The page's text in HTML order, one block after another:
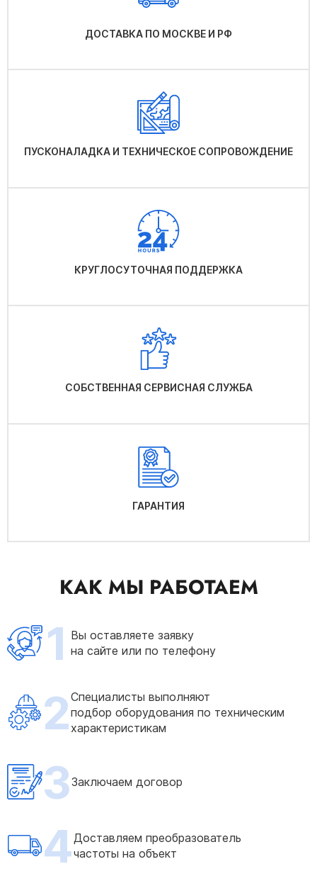
ДОСТАВКА ПО МОСКВЕ И РФ
ПУСКОНАЛАДКА И ТЕХНИЧЕСКОЕ СОПРОВОЖДЕНИЕ
КРУГЛОСУТОЧНАЯ ПОДДЕРЖКА
СОБСТВЕННАЯ СЕРВИСНАЯ СЛУЖБА
ГАРАНТИЯ
КАК МЫ РАБОТАЕМ
1 Вы оставляете заявку
на сайте или по телефону
2Специалисты выполняют
подбор оборудования по техническим
характеристикам
3Заключаем договор
4Доставляем преобразователь
частоты на объект